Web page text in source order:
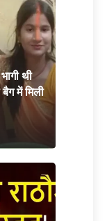
थी
में मिली